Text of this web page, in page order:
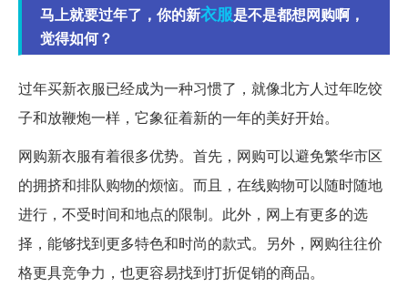
马上就要过年了，你的新衣服是不是都想网购啊，
觉得如何？
过年买新衣服已经成为一种习惯了，就像北方人过年吃饺
子和放鞭炮一样，它象征着新的一年的美好开始。
网购新衣服有着很多优势。首先，网购可以避免繁华市区
的拥挤和排队购物的烦恼。而且，在线购物可以随时随地
进行，不受时间和地点的限制。此外，网上有更多的选
择，能够找到更多特色和时尚的款式。另外，网购往往价
格更具竞争力，也更容易找到打折促销的商品。